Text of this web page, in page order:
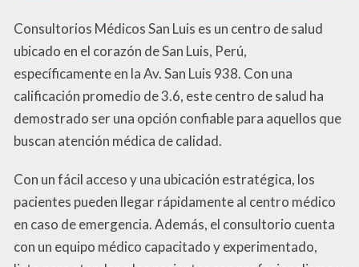
Consultorios Médicos San Luis es un centro de salud
ubicado en el corazón de San Luis, Perú,
específicamente en la Av. San Luis 938. Con una
calificación promedio de 3.6, este centro de salud ha
demostrado ser una opción confiable para aquellos que
buscan atención médica de calidad.
Con un fácil acceso y una ubicación estratégica, los
pacientes pueden llegar rápidamente al centro médico
en caso de emergencia. Además, el consultorio cuenta
con un equipo médico capacitado y experimentado,